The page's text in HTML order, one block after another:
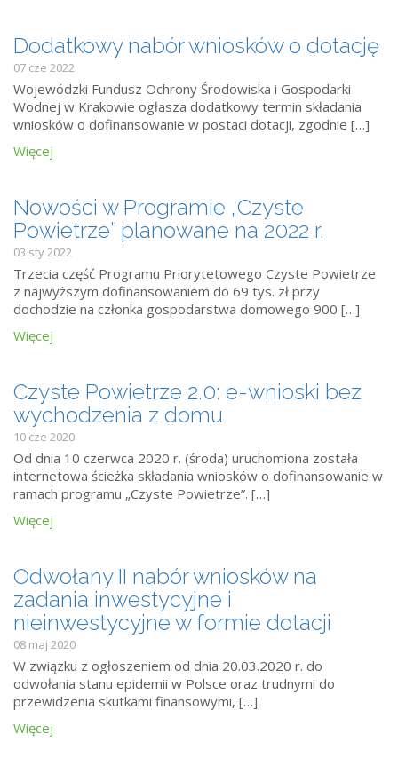
Dodatkowy nabór wniosków o dotację
07 cze 2022
Wojewódzki Fundusz Ochrony Środowiska i Gospodarki
Wodnej w Krakowie ogłasza dodatkowy termin składania
wniosków o dofinansowanie w postaci dotacji, zgodnie […]
Więcej
Nowości w Programie „Czyste
Powietrze” planowane na 2022 r.
03 sty 2022
Trzecia część Programu Priorytetowego Czyste Powietrze
z najwyższym dofinansowaniem do 69 tys. zł przy
dochodzie na członka gospodarstwa domowego 900 […]
Więcej
Czyste Powietrze 2.0: e-wnioski bez
wychodzenia z domu
10 cze 2020
Od dnia 10 czerwca 2020 r. (środa) uruchomiona została
internetowa ścieżka składania wniosków o dofinansowanie w
ramach programu „Czyste Powietrze”. […]
Więcej
Odwołany II nabór wniosków na
zadania inwestycyjne i
nieinwestycyjne w formie dotacji
08 maj 2020
W związku z ogłoszeniem od dnia 20.03.2020 r. do
odwołania stanu epidemii w Polsce oraz trudnymi do
przewidzenia skutkami finansowymi, […]
Więcej